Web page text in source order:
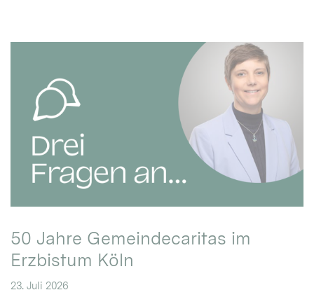
50 Jahre Gemeindecaritas im
Erzbistum Köln
23. Juli 2026